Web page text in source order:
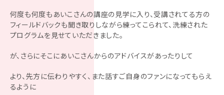
何度も何度もあいこさんの講座の見学に入り、受講されてる方の
フィールドバックも聞き取りしながら練ってこられて、洗練された
プログラムを見せていただきました。
が、さらにそこにあいこさんからのアドバイスがあったりして
より、先方に伝わりやすく、また話すご自身のファンになってもらえ
るように